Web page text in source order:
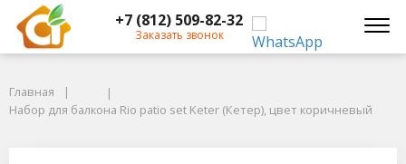
+7 (812) 509-82-32
Заказать звонок
Набор для балкона Rio patio set Keter (Кетер), цвет коричневый
Набор для балкона Rio patio set
Главная
Набор для балкона Rio patio set Keter (Кетер), цвет коричневый